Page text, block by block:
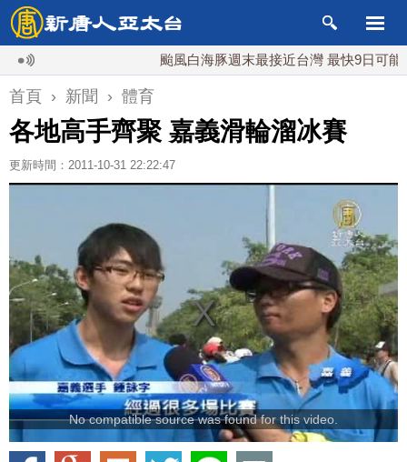
颱風白海豚週末最接近台灣 最快9日可能登陸中
首頁 › 新聞 › 體育
各地高手齊聚 嘉義滑輪溜冰賽
更新時間：2011-10-31 22:22:47
No compatible source was found for this video.